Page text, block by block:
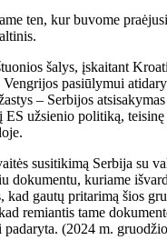
ten, kur buvome
šalys, įskaitant
pasiūlymui
– Serbijos
užsienio politiką, teisinę
susitikimą Serbija su
dokumentu, kuriame
gautų pritarimą šios
remiantis tame
padaryta. (2024 m.